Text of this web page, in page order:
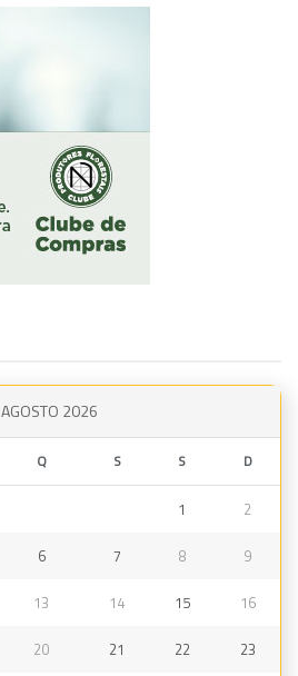
AGOSTO 2026
Q S S D
1 2
6 7 8 9
13 14 15 16
20 21 22 23